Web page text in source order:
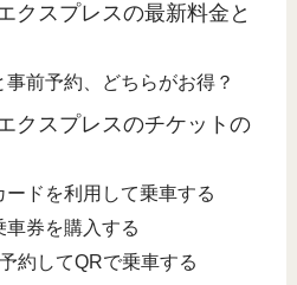
クスプレスの最新料金と
事前予約、どちらがお得？
クスプレスのチケットの
ードを利用して乗車する
車券を購入する
約してQRで乗車する